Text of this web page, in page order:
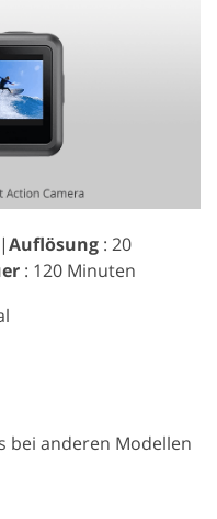
Auflösung : 20
: 120 Minuten
bei anderen Modellen
CLOUD